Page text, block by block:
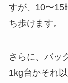
すが、10〜15
ち歩けます。
さらに、バッ
1kg台かそれ